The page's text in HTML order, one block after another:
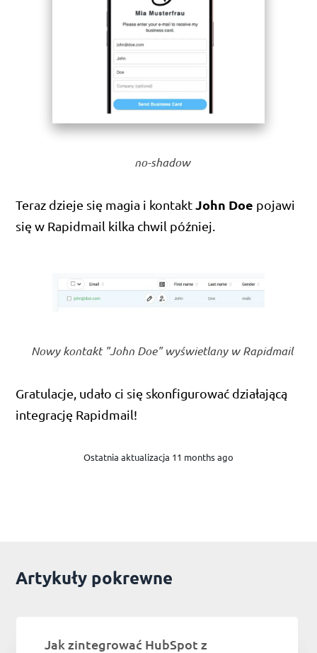
no-shadow
Teraz dzieje się magia i kontakt John Doe pojawi
się w Rapidmail kilka chwil później.
Nowy kontakt "John Doe" wyświetlany w Rapidmail
Gratulacje, udało ci się skonfigurować działającą
integrację Rapidmail!
Ostatnia aktualizacja 11 months ago
Artykuły pokrewne
Jak zintegrować HubSpot z